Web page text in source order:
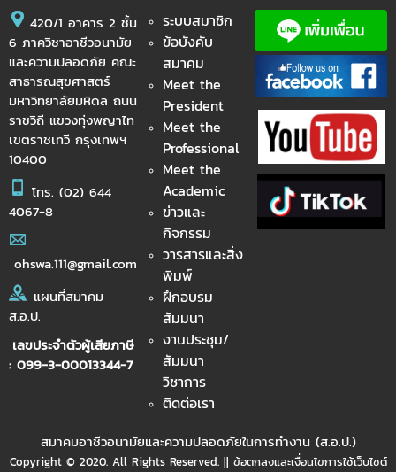
420/1 อาคาร 2 ชั้น
6 ภาควิชาอาชีวอนามัย
และความปลอดภัย คณะ
สาธารณสุขศาสตร์
มหาวิทยาลัยมหิดล ถนน
ราชวิถี แขวงทุ่งพญาไท
เขตราชเทวี กรุงเทพฯ
10400
โทร. (02) 644
4067-8
ohswa.111@gmail.com
แผนที่สมาคม
ส.อ.ป.
เลขประจำตัวผู้เสียภาษี
: 099-3-00013344-7
ระบบสมาชิก
ข้อบังคับ
สมาคม
Meet the
President
Meet the
Professional
Meet the
Academic
ข่าวและ
กิจกรรม
วารสารและสิ่ง
พิมพ์
ฝึกอบรม
สัมมนา
งานประชุม/
สัมมนา
วิชาการ
ติดต่อเรา
สมาคมอาชีวอนามัยและความปลอดภัยในการทำงาน (ส.อ.ป.)
Copyright © 2020. All Rights Reserved. || ข้อตกลงและเงื่อนไขการใช้เว็บไซต์